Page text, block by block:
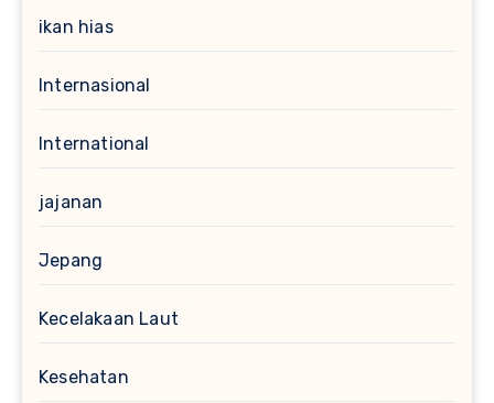
ikan hias
Internasional
International
jajanan
Jepang
Kecelakaan Laut
Kesehatan